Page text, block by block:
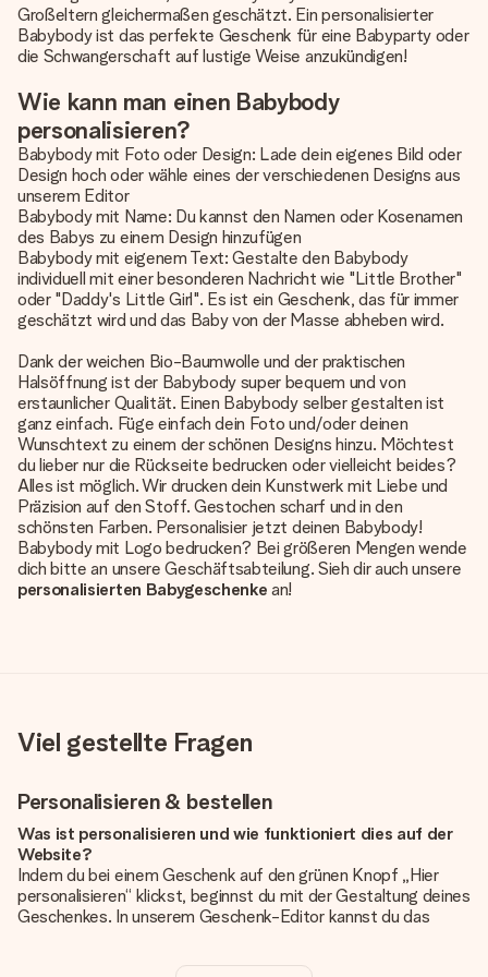
Großeltern gleichermaßen geschätzt. Ein personalisierter
Babybody ist das perfekte Geschenk für eine Babyparty oder
die Schwangerschaft auf lustige Weise anzukündigen!
Wie kann man einen Babybody
personalisieren?
Babybody mit Foto oder Design: Lade dein eigenes Bild oder
Design hoch oder wähle eines der verschiedenen Designs aus
unserem Editor
Babybody mit Name: Du kannst den Namen oder Kosenamen
des Babys zu einem Design hinzufügen
Babybody mit eigenem Text: Gestalte den Babybody
individuell mit einer besonderen Nachricht wie "Little Brother"
oder "Daddy's Little Girl". Es ist ein Geschenk, das für immer
geschätzt wird und das Baby von der Masse abheben wird.
Dank der weichen Bio-Baumwolle und der praktischen
Halsöffnung ist der Babybody super bequem und von
erstaunlicher Qualität. Einen Babybody selber gestalten ist
ganz einfach. Füge einfach dein Foto und/oder deinen
Wunschtext zu einem der schönen Designs hinzu. Möchtest
du lieber nur die Rückseite bedrucken oder vielleicht beides?
Alles ist möglich. Wir drucken dein Kunstwerk mit Liebe und
Präzision auf den Stoff. Gestochen scharf und in den
schönsten Farben. Personalisier jetzt deinen Babybody!
Babybody mit Logo bedrucken? Bei größeren Mengen wende
dich bitte an unsere Geschäftsabteilung. Sieh dir auch unsere
personalisierten Babygeschenke an!
Viel gestellte Fragen
Personalisieren & bestellen
Was ist personalisieren und wie funktioniert dies auf der
Website?
Indem du bei einem Geschenk auf den grünen Knopf „Hier
personalisieren“ klickst, beginnst du mit der Gestaltung deines
Geschenkes. In unserem Geschenk-Editor kannst du das